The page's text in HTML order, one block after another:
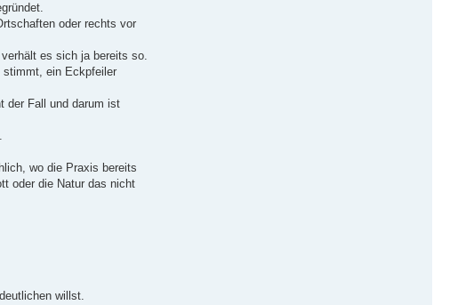
oder rechts vor
es sich ja bereits so.
stimmt, ein Eckpfeiler
der Fall und darum ist
wo die Praxis bereits
oder die Natur das nicht
willst.